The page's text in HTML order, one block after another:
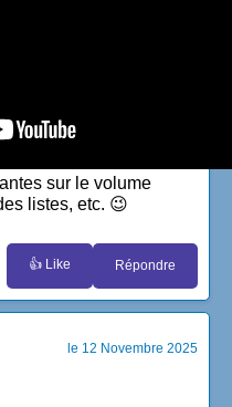
sur le volume
listes, etc. 😉
👍 Like Répondre
le 12 Novembre 2025